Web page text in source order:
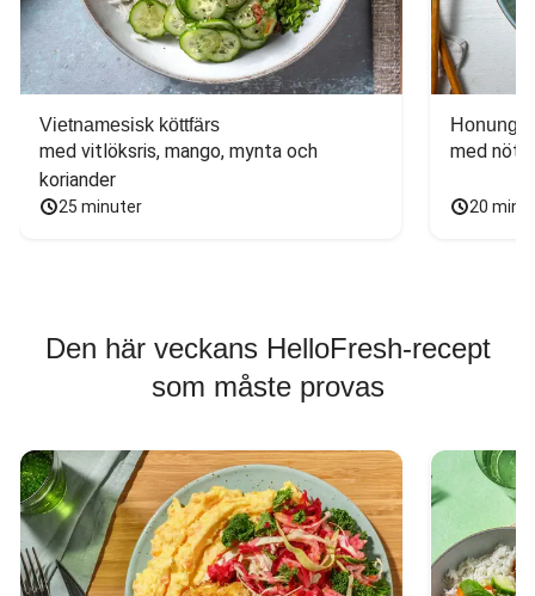
Vietnamesisk köttfärs
med vitlöksris, mango, mynta och
koriander
25 minuter
med
20
Den här veckans HelloFresh-recept
som måste provas